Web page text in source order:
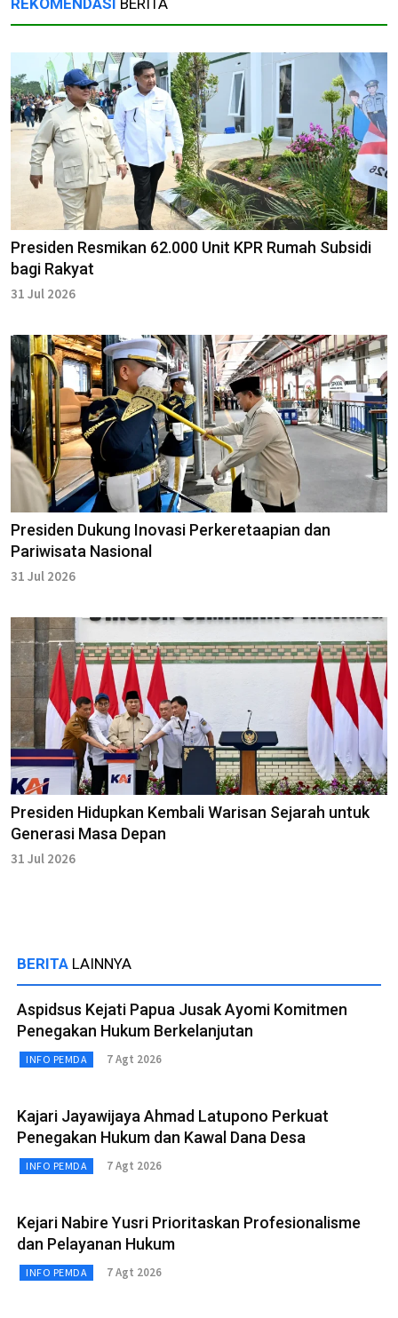
Presiden Resmikan 62.000 Unit KPR Rumah Subsidi
bagi Rakyat
31 Jul 2026
Presiden Dukung Inovasi Perkeretaapian dan
Pariwisata Nasional
31 Jul 2026
Presiden Hidupkan Kembali Warisan Sejarah untuk
Generasi Masa Depan
31 Jul 2026
BERITA LAINNYA
Aspidsus Kejati Papua Jusak Ayomi Komitmen
Penegakan Hukum Berkelanjutan
INFO PEMDA 7 Agt 2026
Kajari Jayawijaya Ahmad Latupono Perkuat
Penegakan Hukum dan Kawal Dana Desa
INFO PEMDA 7 Agt 2026
Kejari Nabire Yusri Prioritaskan Profesionalisme
dan Pelayanan Hukum
INFO PEMDA 7 Agt 2026